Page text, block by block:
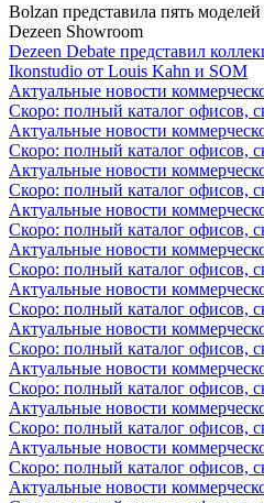
Bolzan представила пять
Dezeen Showroom
Dezeen Debate представил
Ikonstudio от Louis Kahn и SOM
Актуальные новости
Скоро: полный каталог офисов,
Актуальные новости
Скоро: полный каталог офисов,
Актуальные новости
Скоро: полный каталог офисов,
Актуальные новости
Скоро: полный каталог офисов,
Актуальные новости
Скоро: полный каталог офисов,
Актуальные новости
Скоро: полный каталог офисов,
Актуальные новости
Скоро: полный каталог офисов,
Актуальные новости
Скоро: полный каталог офисов,
Актуальные новости
Скоро: полный каталог офисов,
Актуальные новости
Скоро: полный каталог офисов,
Актуальные новости